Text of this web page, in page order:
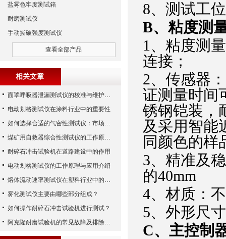
8、 测试工
B、粘度测
1、 粘度测
连接；
2、 传感器
证测量时间
锈钢铠装，
及采用智能
同颜色的样
3、 精准及
的40mm
4、 材质：
5、 外形尺
C、 主控制
盐雾色牢度测试箱
耐磨测试仪
手动撕破强度测试仪
查看全部产品
相关文章
面罩呼吸器泄漏测试仪的校准与维护技巧
电动划格测试仪在涂料行业中的重要性
如何选择合适的气密性测试仪：市场指南
煤矿用自救器综合性测试仪的工作原理与功能解析
耐碎石冲击试验机在道路建设中的作用
电动划格测试仪的工作原理与应用介绍
熔体流动速率测试仪在塑料行业中的应用
雾化测试仪主要由哪些部分组成？
如何操作耐碎石冲击试验机进行测试？
阿克隆耐磨试验机的常见故障及排除方法